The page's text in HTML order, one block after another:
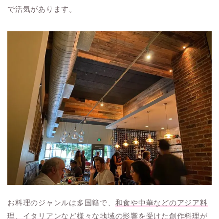
で活気があります。
お料理のジャンルは多国籍で、 和食や中華などのアジア料
理、イタリアンなど様々な地域の影響を受けた創作料理が